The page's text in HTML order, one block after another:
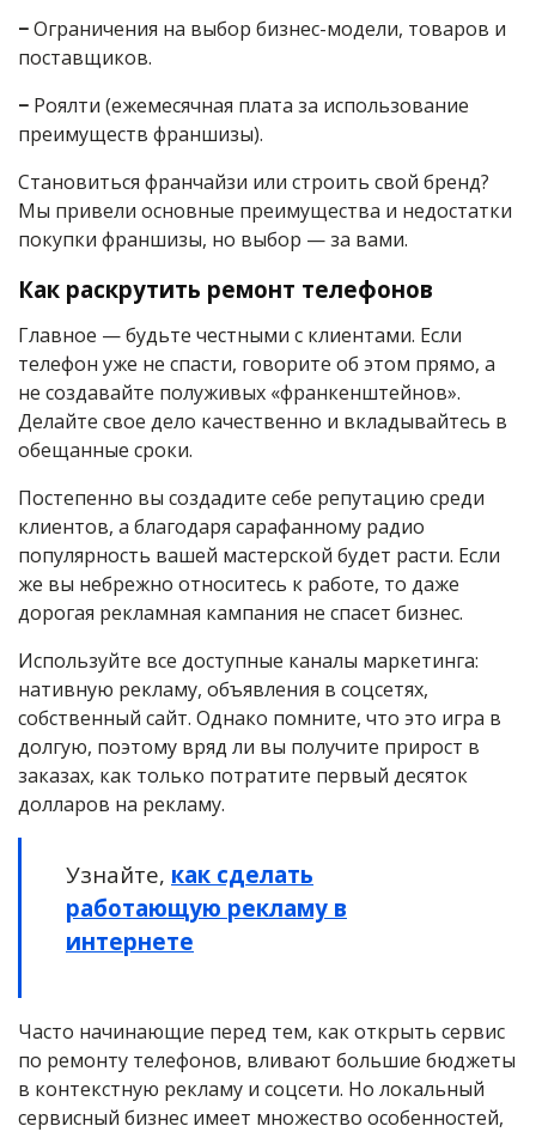
−Ограничения на выбор бизнес-модели, товаров и
поставщиков.
− Роялти (ежемесячная плата за использование
преимуществ франшизы).
Становиться франчайзи или строить свой бренд?
Мы привели основные преимущества и недостатки
покупки франшизы, но выбор — за вами.
Как раскрутить ремонт телефонов
Главное — будьте честными с клиентами. Если
телефон уже не спасти, говорите об этом прямо, а
не создавайте полуживых «франкенштейнов».
Делайте свое дело качественно и вкладывайтесь в
обещанные сроки.
Постепенно вы создадите себе репутацию среди
клиентов, а благодаря сарафанному радио
популярность вашей мастерской будет расти. Если
же вы небрежно относитесь к работе, то даже
дорогая рекламная кампания не спасет бизнес.
Используйте все доступные каналы маркетинга:
нативную рекламу, объявления в соцсетях,
собственный сайт. Однако помните, что это игра в
долгую, поэтому вряд ли вы получите прирост в
заказах, как только потратите первый десяток
долларов на рекламу.
Узнайте, как сделать
работающую рекламу в
интернете
Часто начинающие перед тем, как открыть сервис
по ремонту телефонов, вливают большие бюджеты
в контекстную рекламу и соцсети. Но локальный
сервисный бизнес имеет множество особенностей,